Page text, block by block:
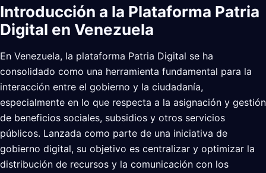
Introducción a la Plataforma Patria
Digital en Venezuela
En Venezuela, la plataforma Patria Digital se ha
consolidado como una herramienta fundamental para la
interacción entre el gobierno y la ciudadanía,
especialmente en lo que respecta a la asignación y gestión
de beneficios sociales, subsidios y otros servicios
públicos. Lanzada como parte de una iniciativa de
gobierno digital, su objetivo es centralizar y optimizar la
distribución de recursos y la comunicación con los